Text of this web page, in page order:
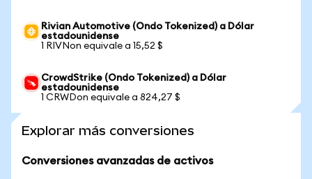
Rivian Automotive (Ondo Tokenized) a Dólar
estadounidense
1 RIVNon equivale a 15,52 $
CrowdStrike (Ondo Tokenized) a Dólar
estadounidense
1 CRWDon equivale a 824,27 $
Explorar más conversiones
Conversiones avanzadas de activos